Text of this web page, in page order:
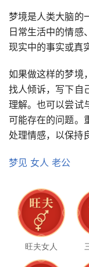
梦境是人类大脑的
日常生活中的情感
现实中的事实或真
如果做这样的梦境
找人倾诉，写下自
理解。也可以尝试
可能存在的问题。
处理情感，以保持
梦见 女人 老公
旺夫女人